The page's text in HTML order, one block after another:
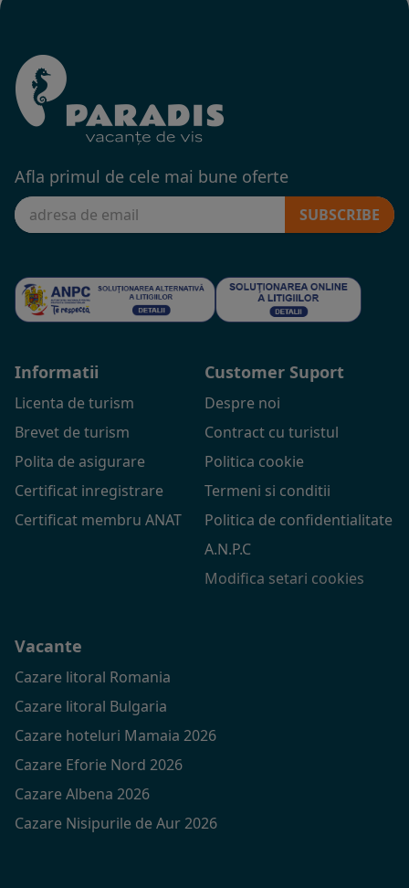
Afla primul de cele mai bune oferte
SUBSCRIBE
Informatii
Licenta de turism
Brevet de turism
Polita de asigurare
Certificat inregistrare
Certificat membru ANAT
Customer Suport
Despre noi
Contract cu turistul
Politica cookie
Termeni si conditii
Politica de confidentialitate
A.N.P.C
Modifica setari cookies
Vacante
Cazare litoral Romania
Cazare litoral Bulgaria
Cazare hoteluri Mamaia 2026
Cazare Eforie Nord 2026
Cazare Albena 2026
Cazare Nisipurile de Aur 2026